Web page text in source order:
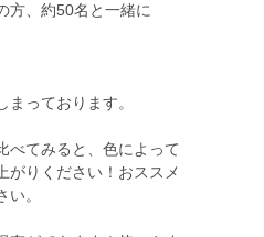
方、約50名と一緒に
っております。
べてみると、色によって
がりください！おススメ
。